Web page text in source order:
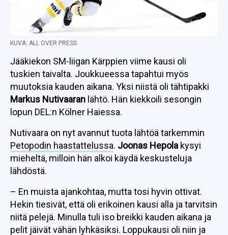
KUVA: ALL OVER PRESS
Jääkiekon SM-liigan Kärppien viime kausi oli
tuskien taivalta. Joukkueessa tapahtui myös
muutoksia kauden aikana. Yksi niistä oli tähtipakki
Markus Nutivaaran lähtö. Hän kiekkoili sesongin
lopun DEL:n Kölner Haiessa.
Nutivaara on nyt avannut tuota lähtöä tarkemmin
Petopodin haastattelussa. Joonas Hepola kysyi
mieheltä, milloin hän alkoi käydä keskusteluja
lähdöstä.
– En muista ajankohtaa, mutta tosi hyvin ottivat.
Hekin tiesivät, että oli erikoinen kausi alla ja tarvitsin
niitä pelejä. Minulla tuli iso breikki kauden aikana ja
pelit jäivät vähän lyhkäsiksi. Loppukausi oli niin ja